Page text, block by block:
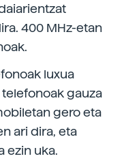
400 MHz-etan
luxua
gauza
gero eta
ari dira, eta
ezin uka.